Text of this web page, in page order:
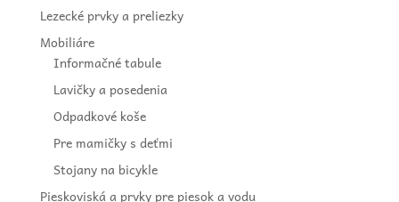
Lezecké prvky a preliezky
Mobiliáre
Informačné tabule
Lavičky a posedenia
Odpadkové koše
Pre mamičky s deťmi
Stojany na bicykle
Pieskoviská a prvky pre piesok a vodu